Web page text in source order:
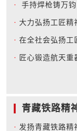
· 手持焊枪铸万钧
· 大力弘扬工匠精
· 在全社会弘扬工
· 匠心锻造航天重
青藏铁路精
· 发扬青藏铁路精